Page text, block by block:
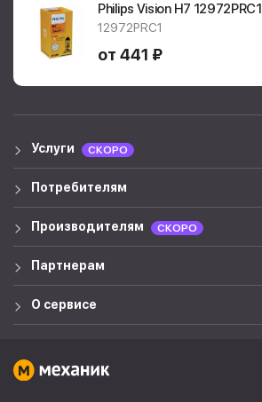
Philips Vision H7 12972PRC1
12972PRC1
от 441 ₽
Услуги СКОРО
Потребителям
Производителям СКОРО
Партнерам
О сервисе